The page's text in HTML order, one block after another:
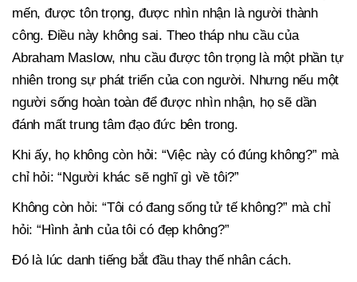
mến, được tôn trọng, được nhìn nhận là người thành
công. Điều này không sai. Theo tháp nhu cầu của
Abraham Maslow, nhu cầu được tôn trọng là một phần tự
nhiên trong sự phát triển của con người. Nhưng nếu một
người sống hoàn toàn để được nhìn nhận, họ sẽ dần
đánh mất trung tâm đạo đức bên trong.
Khi ấy, họ không còn hỏi: “Việc này có đúng không?” mà
chỉ hỏi: “Người khác sẽ nghĩ gì về tôi?”
Không còn hỏi: “Tôi có đang sống tử tế không?” mà chỉ
hỏi: “Hình ảnh của tôi có đẹp không?”
Đó là lúc danh tiếng bắt đầu thay thế nhân cách.